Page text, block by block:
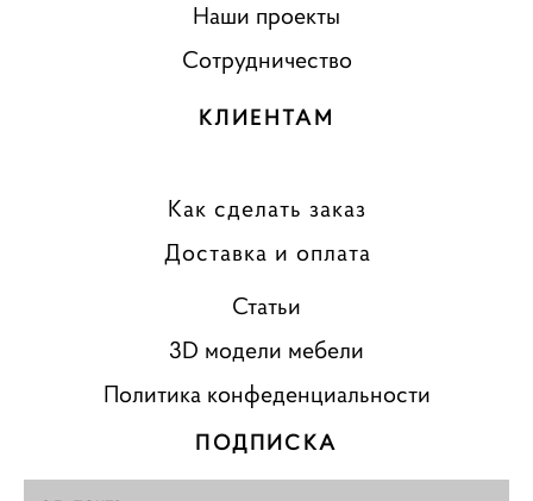
Наши проекты
Сотрудничество
КЛИЕНТАМ
Как сделать заказ
Доставка и оплата
Статьи
3D модели мебели
Политика конфеденциальности
ПОДПИСКА